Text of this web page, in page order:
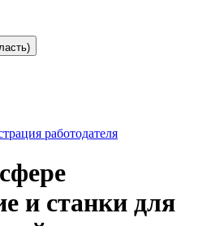
работодателя
и станки для